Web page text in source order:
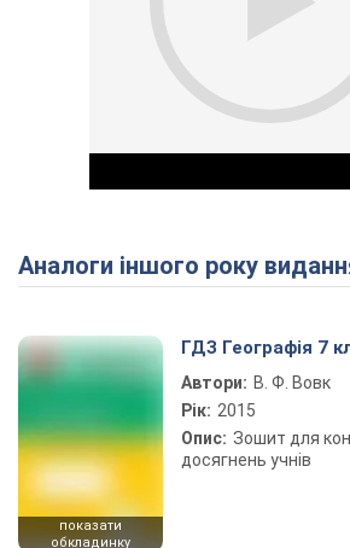
Аналоги іншого року
показати
обкладинку
ГДЗ Географія 7
Автори: В. Ф. Вовк
Рік: 2015
Опис: Зошит для
досягнень учнів